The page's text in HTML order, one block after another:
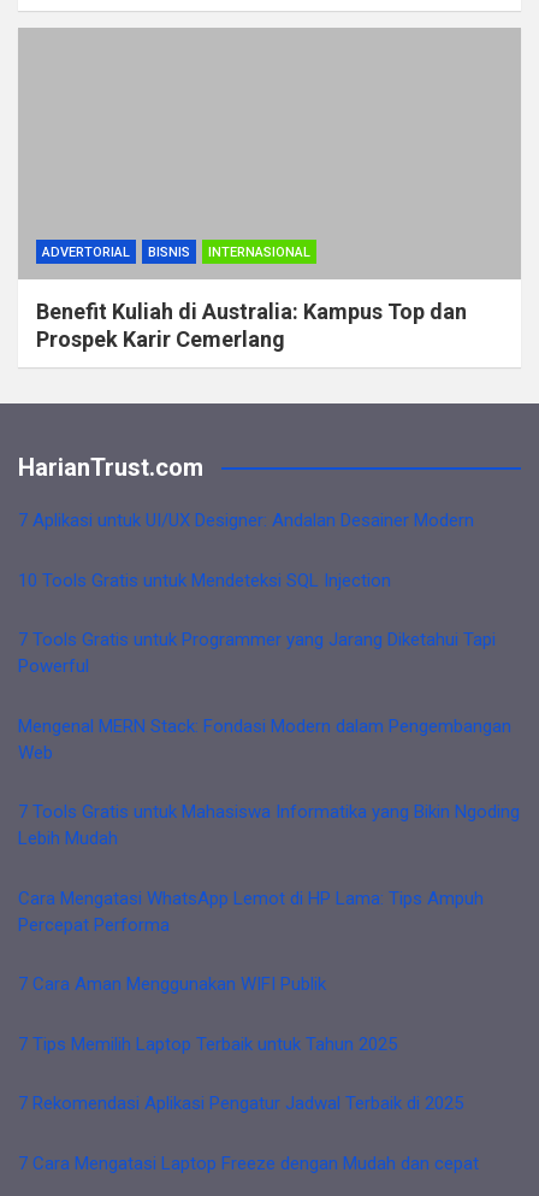
ADVERTORIAL BISNIS INTERNASIONAL
Benefit Kuliah di Australia: Kampus Top dan
Prospek Karir Cemerlang
HarianTrust.com
7 Aplikasi untuk UI/UX Designer: Andalan Desainer Modern
10 Tools Gratis untuk Mendeteksi SQL Injection
7 Tools Gratis untuk Programmer yang Jarang Diketahui Tapi
Powerful
Mengenal MERN Stack: Fondasi Modern dalam Pengembangan
Web
7 Tools Gratis untuk Mahasiswa Informatika yang Bikin Ngoding
Lebih Mudah
Cara Mengatasi WhatsApp Lemot di HP Lama: Tips Ampuh
Percepat Performa
7 Cara Aman Menggunakan WIFI Publik
7 Tips Memilih Laptop Terbaik untuk Tahun 2025
7 Rekomendasi Aplikasi Pengatur Jadwal Terbaik di 2025
7 Cara Mengatasi Laptop Freeze dengan Mudah dan cepat